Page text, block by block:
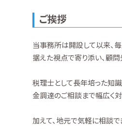
ご挨拶
当事務所は開設して以来、
据えた視点で寄り添い、顧
税理士として長年培った知
金調達のご相談まで幅広く
加えて、地元で気軽に相談